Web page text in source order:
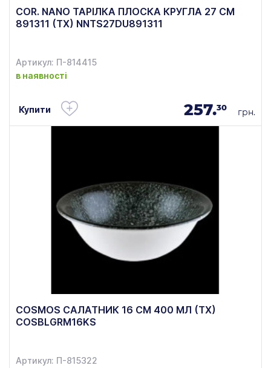
COR. NANO ТАРІЛКА ПЛОСКА КРУГЛА 27 СМ
891311 (ТХ) NNTS27DU891311
Артикул: П-814415
в наявності
Купити 257.30 грн.
COSMOS САЛАТНИК 16 СМ 400 МЛ (ТХ)
COSBLGRM16KS
Артикул: П-815322